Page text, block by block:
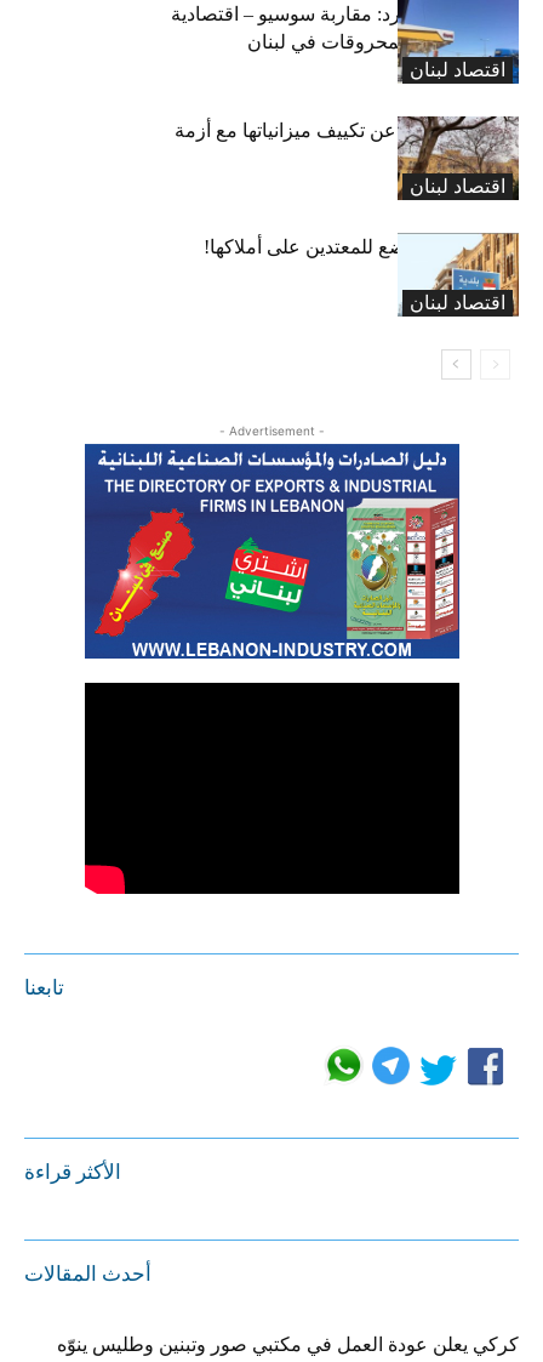
اقتصاد لبنان
التضخم المستورد: مقاربة سوسيو – اقتصادية
لارتفاع أسعار المحروقات في لبنان
اقتصاد لبنان
البلديات عاجزة عن تكييف ميزانياتها مع أزمة
النزوح..لا أموال
اقتصاد لبنان
بلديّة بيروت تخضع للمعتدين على أملاكها!
- Advertisement -
تابعنا
الأكثر قراءة
أحدث المقالات
كركي يعلن عودة العمل في مكتبي صور وتبنين وطليس ينوّه